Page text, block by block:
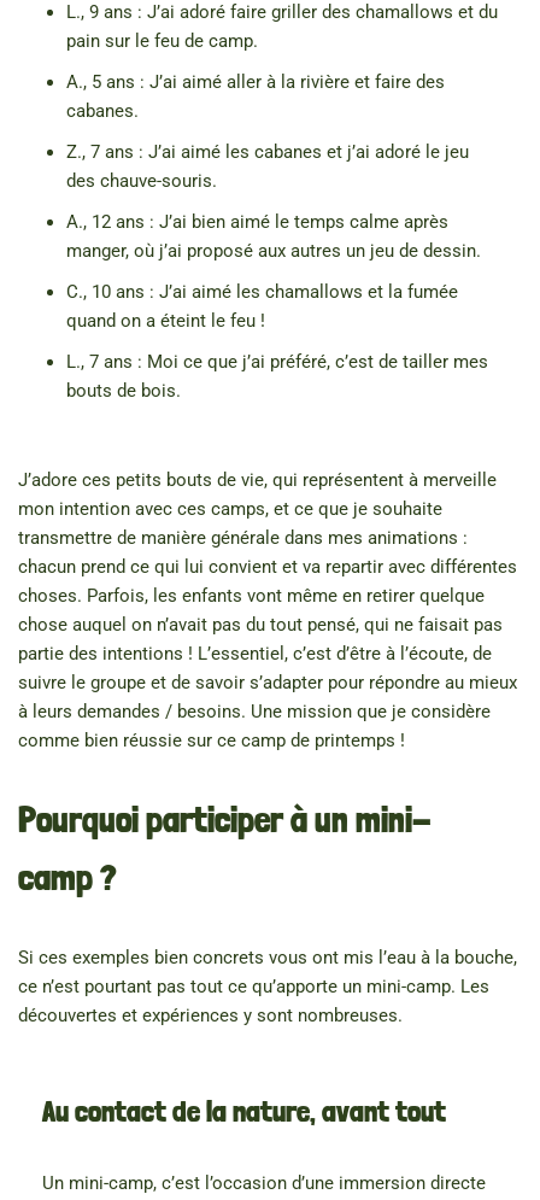
L., 9 ans : J’ai adoré faire griller des chamallows et du
pain sur le feu de camp.
A., 5 ans : J’ai aimé aller à la rivière et faire des
cabanes.
Z., 7 ans : J’ai aimé les cabanes et j’ai adoré le jeu
des chauve-souris.
A., 12 ans : J’ai bien aimé le temps calme après
manger, où j’ai proposé aux autres un jeu de dessin.
C., 10 ans : J’ai aimé les chamallows et la fumée
quand on a éteint le feu !
L., 7 ans : Moi ce que j’ai préféré, c’est de tailler mes
bouts de bois.
J’adore ces petits bouts de vie, qui représentent à merveille
mon intention avec ces camps, et ce que je souhaite
transmettre de manière générale dans mes animations :
chacun prend ce qui lui convient et va repartir avec différentes
choses. Parfois, les enfants vont même en retirer quelque
chose auquel on n’avait pas du tout pensé, qui ne faisait pas
partie des intentions ! L’essentiel, c’est d’être à l’écoute, de
suivre le groupe et de savoir s’adapter pour répondre au mieux
à leurs demandes / besoins. Une mission que je considère
comme bien réussie sur ce camp de printemps !
Pourquoi participer à un mini-
camp ?
Si ces exemples bien concrets vous ont mis l’eau à la bouche,
ce n’est pourtant pas tout ce qu’apporte un mini-camp. Les
découvertes et expériences y sont nombreuses.
Au contact de la nature, avant tout
Un mini-camp, c’est l’occasion d’une immersion directe